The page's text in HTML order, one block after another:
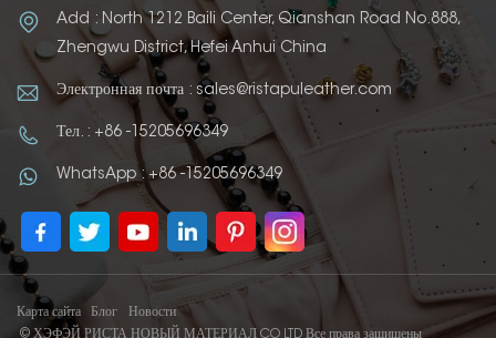
Add : North 1212 Baili Center, Qianshan Road No.888,
Zhengwu District, Hefei Anhui China
Электронная почта : sales@ristapuleather.com
Тел. : +86 -15205696349
WhatsApp : +86 -15205696349
Карта сайта Блог
Новости
© ХЭФЭЙ РИСТА НОВЫЙ МАТЕРИАЛ CO LTD Все права защищены